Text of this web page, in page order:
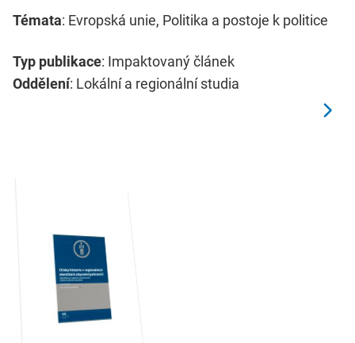
Témata: Evropská unie, Politika a postoje k politice
Typ publikace: Impaktovaný článek
Oddělení: Lokální a regionální studia